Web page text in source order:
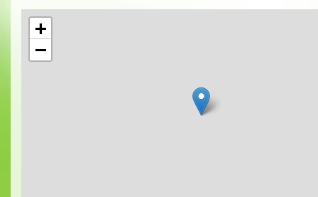
+
−